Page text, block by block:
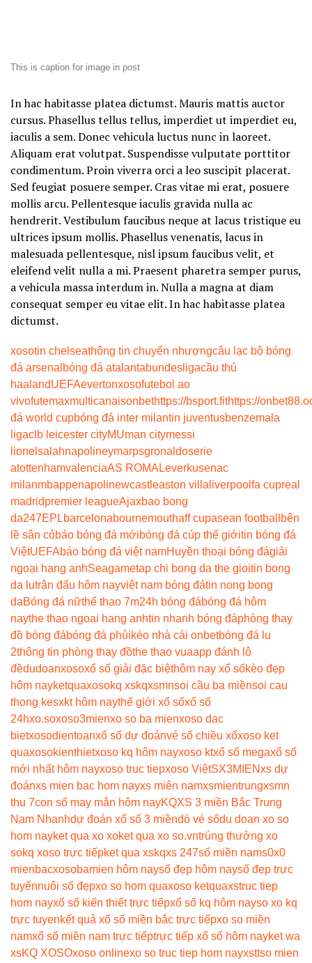
This is caption for image in post
In hac habitasse platea dictumst. Mauris mattis auctor
cursus. Phasellus tellus tellus, imperdiet ut imperdiet eu,
iaculis a sem. Donec vehicula luctus nunc in laoreet.
Aliquam erat volutpat. Suspendisse vulputate porttitor
condimentum. Proin viverra orci a leo suscipit placerat.
Sed feugiat posuere semper. Cras vitae mi erat, posuere
mollis arcu. Pellentesque iaculis gravida nulla ac
hendrerit. Vestibulum faucibus neque at lacus tristique eu
ultrices ipsum mollis. Phasellus venenatis, lacus in
malesuada pellentesque, nisl ipsum faucibus velit, et
eleifend velit nulla a mi. Praesent pharetra semper purus,
a vehicula massa interdum in. Nulla a magna at diam
consequat semper eu vitae elit. In hac habitasse platea
dictumst.
xosotin chelseathông tin chuyển nhượngcâu lạc bộ bóng
đá arsenal bóng đá atalantabundesligacầu thủ
haalandUEFAevertonxosofutebol ao
vivofutemaxmulticanaisonbethttps://bsport.fithttps://
đá world cupbóng đá inter milantin juventusbenzema la
ligaclb leicester cityMUman citymessi
lionel salahnapolineymarpsgronaldoserie
atottenhamvalenciaAS ROMALeverkusenac
milanmbappenapolinewcastleaston villa liverpool fa cupreal
madridpremier leagueAjaxbao bong
da247EPLbarcelonabournemouthaff cupasean football bên
lề sân cỏbáo bóng đá mớibóng đá cúp thế giớitin bóng đá
ViệtUEFAbáo bóng đá việt namHuyền thoại bóng đágiải
ngoại hạng anhSeagametap chi bong da the gioitin bong
da lutrận đấu hôm nayviệt nam bóng đátin nong bong
daBóng đá nữthể thao 7m24h bóng đábóng đá hôm
naythe thao ngoai hang anhtin nhanh bóng đáphòng thay
đồ bóng đábóng đá phủikèo nhà cái onbetbóng đá lu
2thông tin phòng thay đồthe thao vuaapp đánh lô
đềdudoanxosoxổ số giải đặc biệthôm nay xổ sốkèo đẹp
hôm nayketquaxosokq xskqxsmnsoi cầu ba miềnsoi cau
thong kesxkt hôm naythế giới xổ sốxổ số
24hxo.soxoso3mienxo so ba mienxoso dac
bietxosodientoanxổ số dự đoánvé số chiều xổxoso ket
quaxosokienthietxoso kq hôm nayxoso ktxổ số megaxổ số
mới nhất hôm nayxoso truc tiepxoso ViệtSX3MIENxs dự
đoánxs mien bac hom nayxs miên namxsmientrungxsmn
thu 7con số may mắn hôm nayKQXS 3 miền Bắc Trung
Nam Nhanhdự đoán xổ số 3 miềndò vé sốdu doan xo so
hom nayket qua xo xoket qua xo so.vntrúng thưởng xo
sokq xoso trực tiếpket qua xskqxs 247số miền nams0x0
mienbacxosobamien hôm naysố đẹp hôm naysố đẹp trực
tuyếnnuôi số đẹpxo so hom quaxoso ketquaxstruc tiep
hom nayxổ số kiến thiết trực tiếpxổ số kq hôm nayso xo kq
trực tuyenkết quả xổ số miền bắc trực tiếpxo so miền
namxổ số miền nam trực tiếptrực tiếp xổ số hôm nayket wa
xsKQ XOSOxoso onlinexo so truc tiep hom nayxsttso mien